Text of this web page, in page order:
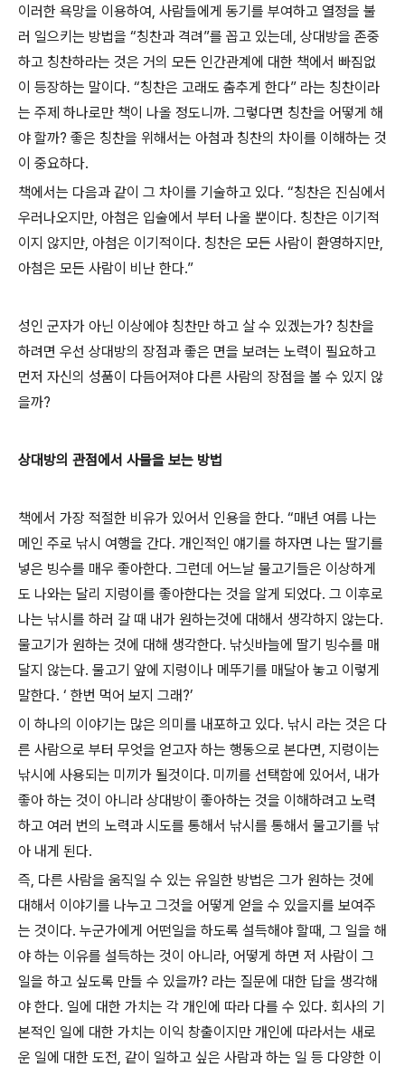
이러한 욕망을 이용하여, 사람들에게 동기를 부여하고 열정을 불
러 일으키는 방법을 “칭찬과 격려”를 꼽고 있는데, 상대방을 존중
하고 칭찬하라는 것은 거의 모든 인간관계에 대한 책에서 빠짐없
이 등장하는 말이다. “칭찬은 고래도 춤추게 한다” 라는 칭찬이라
는 주제 하나로만 책이 나올 정도니까. 그렇다면 칭찬을 어떻게 해
야 할까? 좋은 칭찬을 위해서는 아첨과 칭찬의 차이를 이해하는 것
이 중요하다.
책에서는 다음과 같이 그 차이를 기술하고 있다. “칭찬은 진심에서
우러나오지만, 아첨은 입술에서 부터 나올 뿐이다. 칭찬은 이기적
이지 않지만, 아첨은 이기적이다. 칭찬은 모든 사람이 환영하지만,
아첨은 모든 사람이 비난 한다.”
성인 군자가 아닌 이상에야 칭찬만 하고 살 수 있겠는가? 칭찬을
하려면 우선 상대방의 장점과 좋은 면을 보려는 노력이 필요하고
먼저 자신의 성품이 다듬어져야 다른 사람의 장점을 볼 수 있지 않
을까?
상대방의 관점에서 사물을 보는 방법
책에서 가장 적절한 비유가 있어서 인용을 한다. “매년 여름 나는
메인 주로 낚시 여행을 간다. 개인적인 얘기를 하자면 나는 딸기를
넣은 빙수를 매우 좋아한다. 그런데 어느날 물고기들은 이상하게
도 나와는 달리 지렁이를 좋아한다는 것을 알게 되었다. 그 이후로
나는 낚시를 하러 갈 때 내가 원하는것에 대해서 생각하지 않는다.
물고기가 원하는 것에 대해 생각한다. 낚싯바늘에 딸기 빙수를 매
달지 않는다. 물고기 앞에 지렁이나 메뚜기를 매달아 놓고 이렇게
말한다. ‘ 한번 먹어 보지 그래?’
이 하나의 이야기는 많은 의미를 내포하고 있다. 낚시 라는 것은 다
른 사람으로 부터 무엇을 얻고자 하는 행동으로 본다면, 지렁이는
낚시에 사용되는 미끼가 될것이다. 미끼를 선택함에 있어서, 내가
좋아 하는 것이 아니라 상대방이 좋아하는 것을 이해하려고 노력
하고 여러 번의 노력과 시도를 통해서 낚시를 통해서 물고기를 낚
아 내게 된다.
즉, 다른 사람을 움직일 수 있는 유일한 방법은 그가 원하는 것에
대해서 이야기를 나누고 그것을 어떻게 얻을 수 있을지를 보여주
는 것이다. 누군가에게 어떤일을 하도록 설득해야 할때, 그 일을 해
야 하는 이유를 설득하는 것이 아니라, 어떻게 하면 저 사람이 그
일을 하고 싶도록 만들 수 있을까? 라는 질문에 대한 답을 생각해
야 한다. 일에 대한 가치는 각 개인에 따라 다를 수 있다. 회사의 기
본적인 일에 대한 가치는 이익 창출이지만 개인에 따라서는 새로
운 일에 대한 도전, 같이 일하고 싶은 사람과 하는 일 등 다양한 이